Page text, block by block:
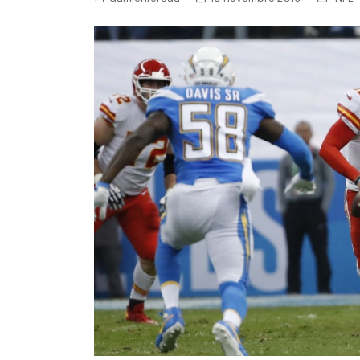
NFL – Power Rankings
Pronostics et paris NFL
Super Bowl LIX
Histoire et Légendes